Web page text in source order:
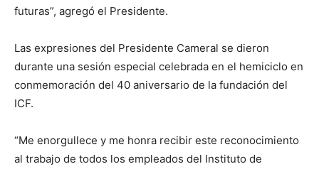
futuras”, agregó el Presidente.
Las expresiones del Presidente Cameral se dieron
durante una sesión especial celebrada en el hemiciclo en
conmemoración del 40 aniversario de la fundación del
ICF.
“Me enorgullece y me honra recibir este reconocimiento
al trabajo de todos los empleados del Instituto de